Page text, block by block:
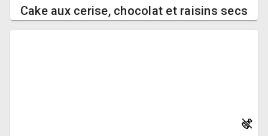
Cake aux cerise, chocolat et raisins secs